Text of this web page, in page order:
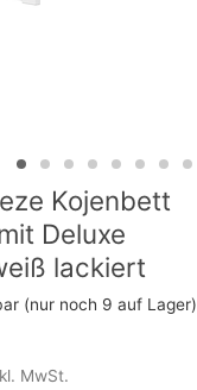
Kojenbett
Deluxe
lackiert
(nur noch 9 auf Lager)
MwSt.